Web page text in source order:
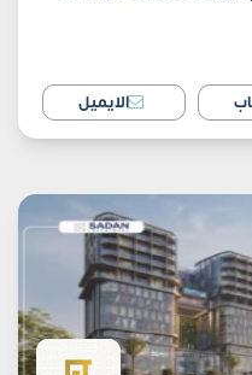
الايميل